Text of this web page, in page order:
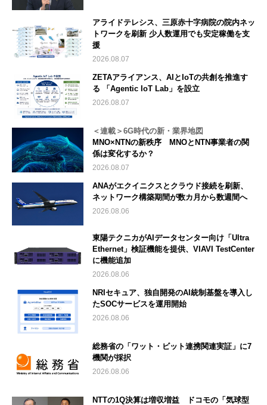
アライドテレシス、三原赤十字病院の院内ネッ
トワークを刷新 少人数運用でも安定稼働を支
援
2026.08.07
ZETAアライアンス、AIとIoTの共創を推進す
る 「Agentic IoT Lab」を設立
2026.08.07
＜連載＞6G時代の新・業界地図
MNO×NTNの新秩序 MNOとNTN事業者の関
係は変化するか？
2026.08.07
ANAがエクイニクスとクラウド接続を刷新、
ネットワーク構築期間が数カ月から数週間へ
2026.08.06
東陽テクニカがAIデータセンター向け「Ultra
Ethernet」検証機能を提供、VIAVI TestCenter
に機能追加
2026.08.06
NRIセキュア、独自開発のAI統制基盤を導入し
たSOCサービスを運用開始
2026.08.06
総務省の「ワット・ビット連携関連実証」に7
機関が採択
2026.08.06
NTTの1Q決算は増収増益 ドコモの「気球型